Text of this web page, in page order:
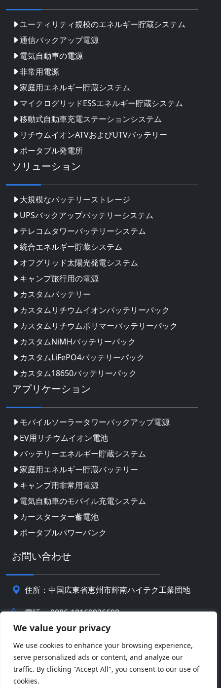
We value your privacy
We use cookies to enhance your browsing experience,
serve personalized ads or content, and analyze our
traffic. By clicking "Accept All", you consent to our use of
cookies.
ユーティリティ規模のエネルギー貯蔵システム
通信バックアップ電源
電気自動車の電源
非常用電源
家庭用エネルギー貯蔵システム
マイクログリッドESSエネルギー貯蔵システム
移動式自動車充電ステーションシステム
リチウムイオンATVおよびUTVバッテリー
ポータブル発電所
ソリューション
大規模なバッテリーストレージ
UPSバックアップバッテリーシステム
テレコムタワーバッテリーシステム
統合エネルギー貯蔵システム
オフグリッド太陽光発電システム
キャンプ旅行用の電源
カスタムバッテリー
カスタムリチウムイオンバッテリーパック
カスタムリチウムポリマーバッテリーパック
カスタムNiMHバッテリーパック
カスタムLiFePO4バッテリーパック
カスタム18650バッテリーパック
アプリケーション
モバイルソーラータワーバックアップ電源
EV用リチウムイオン電池
バッテリーエネルギー貯蔵システム
家庭用エネルギー貯蔵バッテリー
キャンプ用非常用電源
電気自動車のモバイル充電システム
カースターター蓄電池
ポータブルパワーバンク
お問い合わせ
住所：中国広東省恵州市輝南ハイテク工業団地
電話： 0086-18169936698
info@jbbatterychina.com
プライバシーポリシー